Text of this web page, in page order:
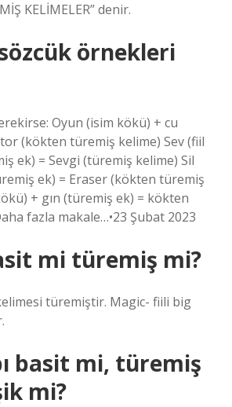
KELİMELER” denir.
örnekleri
Oyun (isim kökü) + cu
(kökten türemiş kelime) Sev (fiil
ek) = Sevgi (türemiş kelime) Sil
ek) = Eraser (kökten türemiş
+ gın (türemiş ek) = kökten
fazla makale…•23 Şubat 2023
mi türemiş mi?
türemiştir. Magic- fiili big
basit mi, türemiş
mi?